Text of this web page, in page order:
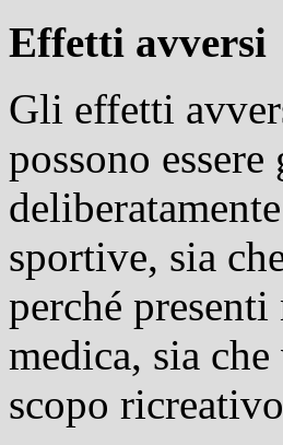
Effetti avversi
Gli effetti
possono
sportive, sia
perché
medica, sia
scopo